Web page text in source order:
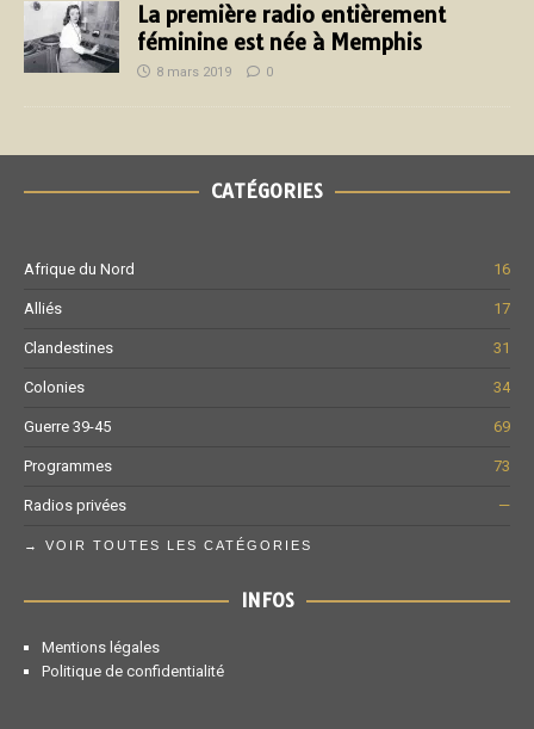
La première radio entièrement
féminine est née à Memphis
8 mars 2019 0
CATÉGORIES
Afrique du Nord 16
Alliés 17
Clandestines 31
Colonies 34
Guerre 39-45 69
Programmes 73
Radios privées —
→ VOIR TOUTES LES CATÉGORIES
INFOS
Mentions légales
Politique de confidentialité